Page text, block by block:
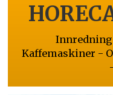
Kaffemaskiner -